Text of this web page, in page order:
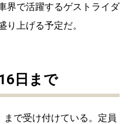
界で活躍するゲストライダ
り上げる予定だ。
日まで
で受け付けている。定員